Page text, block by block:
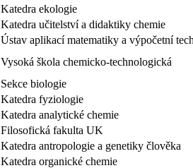
Katedra ekologie
Katedra učitelství a didaktiky chemie
Ústav aplikací matematiky a výpočetní
Vysoká škola chemicko-technologická
Sekce biologie
Katedra fyziologie
Katedra analytické chemie
Filosofická fakulta UK
Katedra antropologie a genetiky člověka
Katedra organické chemie